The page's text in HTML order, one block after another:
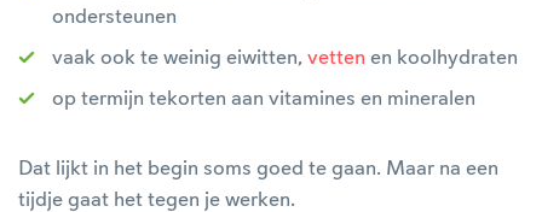
ondersteunen
vaak ook te weinig eiwitten, vetten en koolhydraten
op termijn tekorten aan vitamines en mineralen
Dat lijkt in het begin soms goed te gaan. Maar na een
tijdje gaat het tegen je werken.